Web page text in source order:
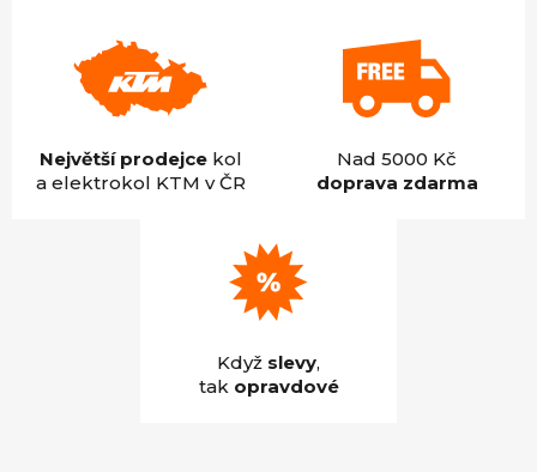
Největší prodejcekol
a elektrokol KTM v ČR
Nad 5000 Kč
doprava zdarma
Když slevy,
tak opravdové